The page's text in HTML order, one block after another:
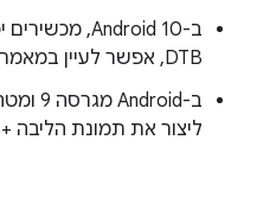
DTB, אפשר לעיין במאמר
ב-Android מגרסה 9 ומטה, תמונת ה-DTB יכולה להיות במחיצה משלה או מצורפת לליבת
ליצור את תמונת הליבה + DTB (שמועברת ל-